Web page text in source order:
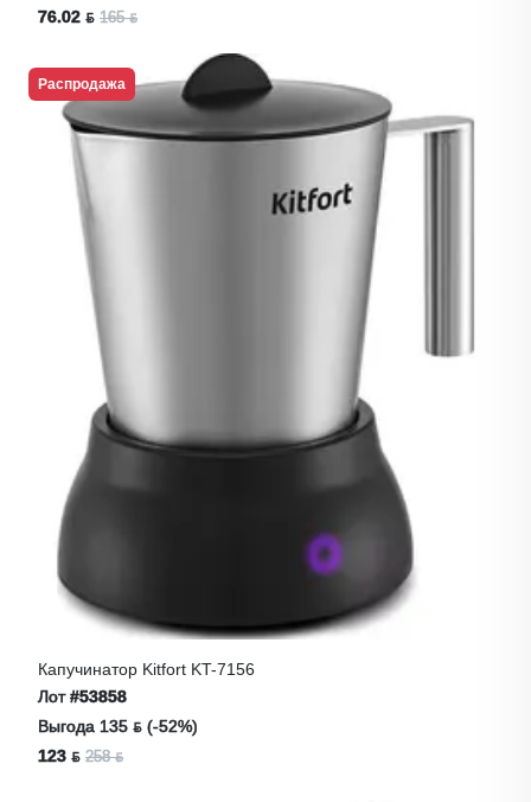
76.02 ƃ 165 ƃ
Распродажа
Капучинатор Kitfort KT-7156
Лот#53858
Выгода 135 ƃ (-52%)
123 ƃ 258 ƃ